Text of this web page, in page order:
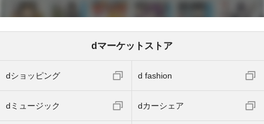
dマーケットストア
dショッピング d fashion
dミュージック dカーシェア